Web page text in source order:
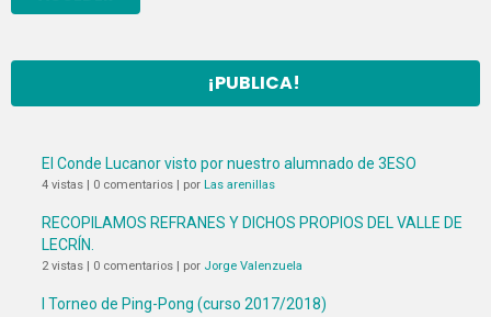
¡PUBLICA!
El Conde Lucanor visto por nuestro alumnado de 3ESO
4 vistas 0 comentarios por Las arenillas
RECOPILAMOS REFRANES Y DICHOS PROPIOS DEL VALLE DE
LECRÍN.
2 vistas 0 comentarios por Jorge Valenzuela
I Torneo de Ping-Pong (curso 2017/2018)